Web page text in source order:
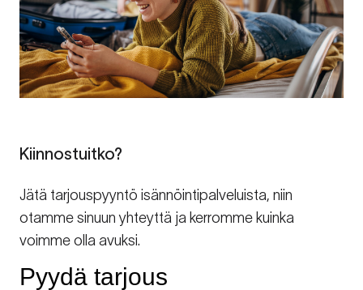
Kiinnostuitko?
Jätä tarjouspyyntö isännöintipalveluista, niin
otamme sinuun yhteyttä ja kerromme kuinka
voimme olla avuksi.